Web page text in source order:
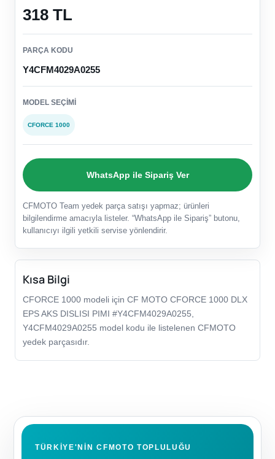
318 TL
PARÇA KODU
Y4CFM4029A0255
MODEL SEÇIMI
CFORCE 1000
WhatsApp ile Sipariş Ver
CFMOTO Team yedek parça satışı yapmaz; ürünleri
bilgilendirme amacıyla listeler. “WhatsApp ile Sipariş” butonu,
kullanıcıyı ilgili yetkili servise yönlendirir.
Kısa Bilgi
CFORCE 1000 modeli için CF MOTO CFORCE 1000 DLX
EPS AKS DISLISI PIMI #Y4CFM4029A0255,
Y4CFM4029A0255 model kodu ile listelenen CFMOTO
yedek parçasıdır.
TÜRKIYE'NIN CFMOTO TOPLULUĞU